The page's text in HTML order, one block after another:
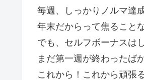
毎週、しっかりノルマ達
年末だからって焦ること
でも、セルフボーナスは
まだ第一週が終わったば
これから！これから頑張